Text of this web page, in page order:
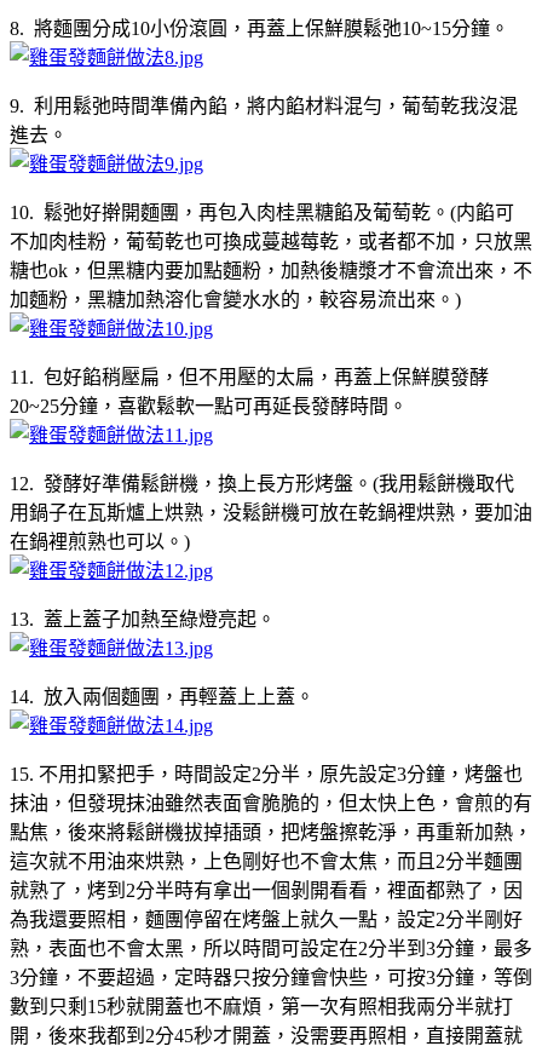
8. 將麵團分成10小份滾圓，再蓋上保鮮膜鬆弛10~15分鐘。
9. 利用鬆弛時間準備內餡，將内餡材料混勻，葡萄乾我沒混
進去。
10. 鬆弛好擀開麵團，再包入肉桂黑糖餡及葡萄乾。(内餡可
不加肉桂粉，葡萄乾也可換成蔓越莓乾，或者都不加，只放黑
糖也ok，但黑糖内要加點麵粉，加熱後糖漿才不會流出來，不
加麵粉，黑糖加熱溶化會變水水的，較容易流出來。)
11. 包好餡稍壓扁，但不用壓的太扁，再蓋上保鮮膜發酵
20~25分鐘，喜歡鬆軟一點可再延長發酵時間。
12. 發酵好準備鬆餅機，換上長方形烤盤。(我用鬆餅機取代
用鍋子在瓦斯爐上烘熟，没鬆餅機可放在乾鍋裡烘熟，要加油
在鍋裡煎熟也可以。)
13. 蓋上蓋子加熱至綠燈亮起。
14. 放入兩個麵團，再輕蓋上上蓋。
15. 不用扣緊把手，時間設定2分半，原先設定3分鐘，烤盤也
抹油，但發現抹油雖然表面會脆脆的，但太快上色，會煎的有
點焦，後來將鬆餅機拔掉插頭，把烤盤擦乾淨，再重新加熱，
這次就不用油來烘熟，上色剛好也不會太焦，而且2分半麵團
就熟了，烤到2分半時有拿出一個剝開看看，裡面都熟了，因
為我還要照相，麵團停留在烤盤上就久一點，設定2分半剛好
熟，表面也不會太黑，所以時間可設定在2分半到3分鐘，最多
3分鐘，不要超過，定時器只按分鐘會快些，可按3分鐘，等倒
數到只剩15秒就開蓋也不麻煩，第一次有照相我兩分半就打
開，後來我都到2分45秒才開蓋，没需要再照相，直接開蓋就